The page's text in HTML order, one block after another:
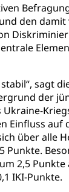
den
sagt
der
Einfluss auf
über alle
Punkte.
2,5
IKI-Punkte.